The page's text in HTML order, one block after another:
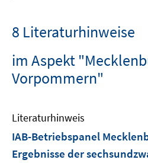
8 Literaturhinweise
im Aspekt
Vorpommern"
Literaturhinweis
IAB-Betriebspanel
Ergebnisse der